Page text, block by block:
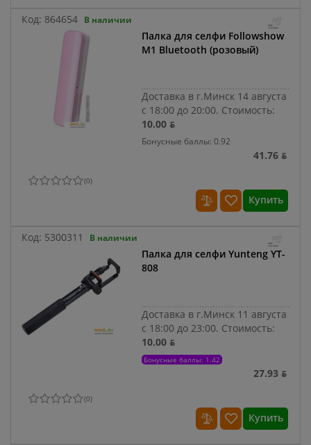
Код: 864654 В наличии
Палка для селфи Followshow
M1 Bluetooth (розовый)
Доставка в г.Минск 14 августа
с 18:00 до 20:00. Стоимость:
10.00 ƃ
Бонусные баллы: 0.92
41.76 ƃ
(0)
Купить
Код: 5300311 В наличии
Палка для селфи Yunteng YT-
808
Доставка в г.Минск 11 августа
с 18:00 до 23:00. Стоимость:
10.00 ƃ
Бонусные баллы: 1.42
27.93 ƃ
(0)
Купить